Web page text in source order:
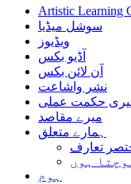
Artistic Learning
سوشل میڈیا
ویڈیوز
آڈیو بکس
آن لائن بکس
نشر واشاعت
حکمت عملی
میرے مقاصد
ہمارے متعلق
تعارف
ہوں
ہوم